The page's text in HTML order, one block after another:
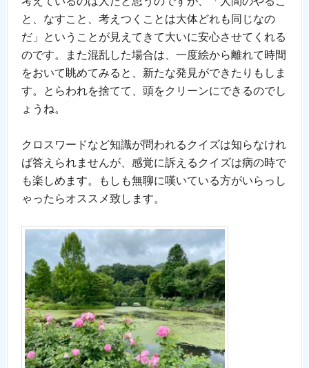
と、なすこと、考えつくことは大体どれも同じなの
だ」ということが見えてきて大いに安心させてくれる
のです。また混乱した場合は、一度絵から離れて時間
をおいて眺めてみると、新たな発見ができたりもしま
す。とらわれを捨てて、頭をクリーンにできるのでし
ょうね。
クロスワードなど知識が問われるクイズは知らなけれ
ば答えられませんが、感覚に訴えるクイズは病の時で
も楽しめます。もしも無聊に嘆いている方がいらっし
ゃったらオススメ致します。